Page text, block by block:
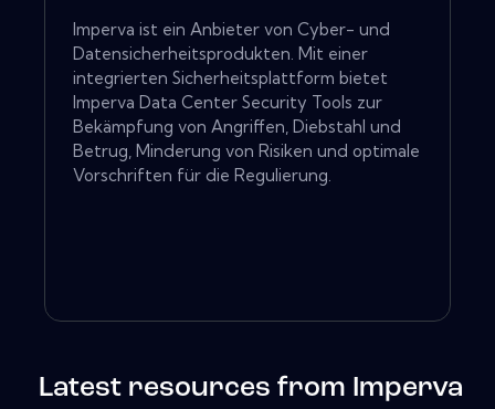
Imperva ist ein Anbieter von Cyber- und
Datensicherheitsprodukten. Mit einer
integrierten Sicherheitsplattform bietet
Imperva Data Center Security Tools zur
Bekämpfung von Angriffen, Diebstahl und
Betrug, Minderung von Risiken und optimale
Vorschriften für die Regulierung.
Latest resources from Imperva